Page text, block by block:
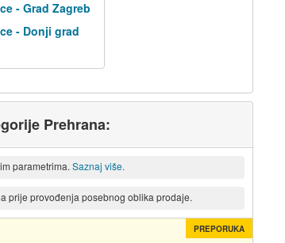
- Grad Zagreb
- Donji grad
Prehrana:
parametrima. Saznaj više.
prije provođenja posebnog oblika prodaje.
PREPORUKA